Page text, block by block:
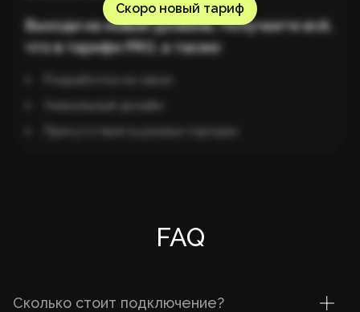
Выходи на новый уровень. Получаете всё,
что в тарифе PRO, а также:
Разработка на заказ
Уникальный дизайн
Присутствие в разных городах
Скоро новый тариф
FAQ
Сколько стоит подключение?